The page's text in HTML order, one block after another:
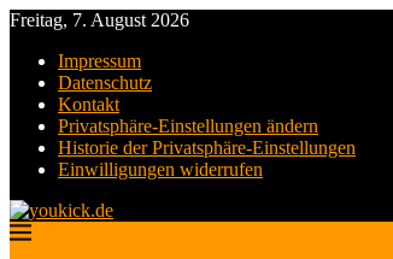
Freitag, 7. August 2026
Impressum
Datenschutz
Kontakt
Privatsphäre-Einstellungen ändern
Historie der Privatsphäre-Einstellungen
Einwilligungen widerrufen